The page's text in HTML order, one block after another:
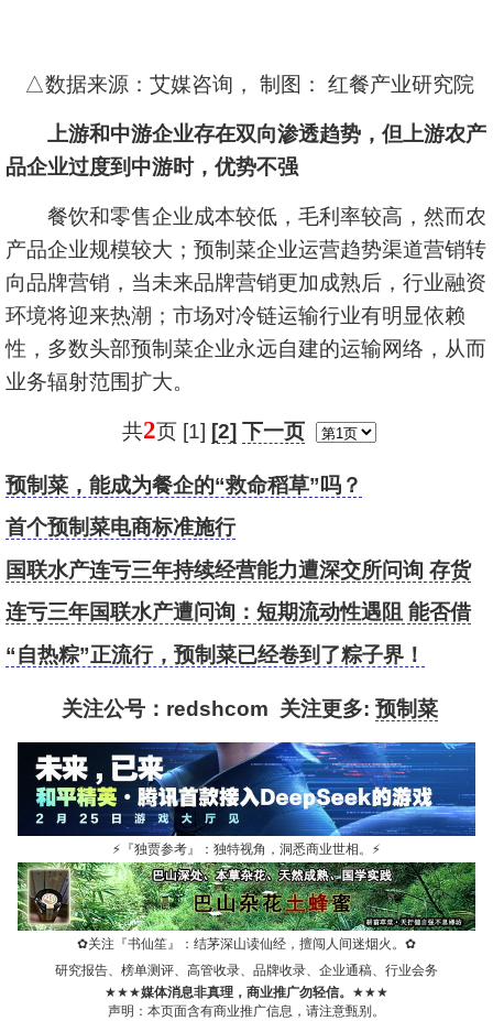
△数据来源：艾媒咨询， 制图： 红餐产业研究院
上游和中游企业存在双向渗透趋势，但上游农产
品企业过度到中游时，优势不强
餐饮和零售企业成本较低，毛利率较高，然而农
产品企业规模较大；预制菜企业运营趋势渠道营销转
向品牌营销，当未来品牌营销更加成熟后，行业融资
环境将迎来热潮；市场对冷链运输行业有明显依赖
性，多数头部预制菜企业永远自建的运输网络，从而
业务辐射范围扩大。
共2页 [1] [2] 下一页
预制菜，能成为餐企的“救命稻草”吗？
首个预制菜电商标准施行
国联水产连亏三年持续经营能力遭深交所问询 存货
居高不下加码预制菜
连亏三年国联水产遭问询：短期流动性遇阻 能否借
预制菜脱困？
“自热粽”正流行，预制菜已经卷到了粽子界！
关注公号：redshcom 关注更多: 预制菜
⚡ 『独贾参考』：独特视角，洞悉商业世相。 ⚡
✿关注『书仙笙』：结茅深山读仙经，擅闯人间迷烟火。 ✿
研究报告、榜单测评、高管收录、品牌收录、企业通稿、行业会务
★★★媒体消息非真理，商业推广勿轻信。 ★★★
声明：本页面含有商业推广信息，请注意甄别。